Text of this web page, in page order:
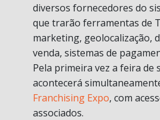
diversos fornecedores do
que trarão ferramentas de
marketing, geolocalização,
venda, sistemas de
Pela primeira vez a feira de
acontecerá
Franchising Expo, com
associados.